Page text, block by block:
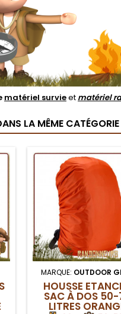
matériel survieet matériel
LA MÊME
MARQUE: OUTDOOR
HOUSSE
SAC À DOS
LITRES